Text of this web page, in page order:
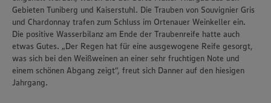
Gebieten Tuniberg und Kaiserstuhl. Die Trauben von Souvignier Gris
und Chardonnay trafen zum Schluss im Ortenauer Weinkeller ein.
Die positive Wasserbilanz am Ende der Traubenreife hatte auch
etwas Gutes. „Der Regen hat für eine ausgewogene Reife gesorgt,
was sich bei den Weißweinen an einer sehr fruchtigen Note und
einem schönen Abgang zeigt“, freut sich Danner auf den hiesigen
Jahrgang.